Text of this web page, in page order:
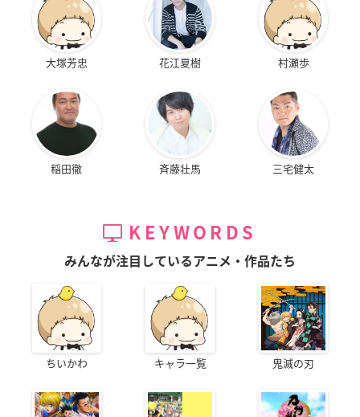
大塚芳忠 花江夏樹 村瀬歩
稲田徹 斉藤壮馬 三宅健太
KEYWORDS
みんなが注目しているアニメ・作品たち
ちいかわ キャラ一覧 鬼滅の刃